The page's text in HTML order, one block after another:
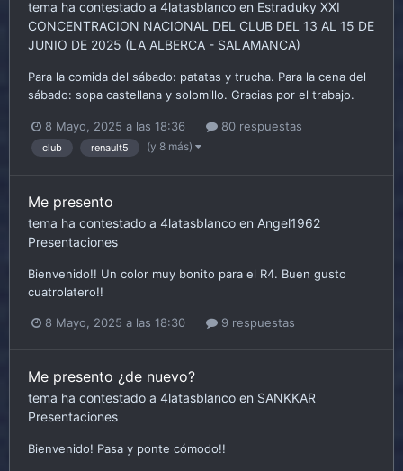
tema ha contestado a 4latasblanco en Estraduky XXI
CONCENTRACION NACIONAL DEL CLUB DEL 13 AL 15 DE
JUNIO DE 2025 (LA ALBERCA - SALAMANCA)
Para la comida del sábado: patatas y trucha. Para la cena del
sábado: sopa castellana y solomillo. Gracias por el trabajo.
8 Mayo, 2025 a las 18:36 80 respuestas
club renault5 (y 8 más)
Me presento
tema ha contestado a 4latasblanco en Angel1962
Presentaciones
Bienvenido!! Un color muy bonito para el R4. Buen gusto
cuatrolatero!!
8 Mayo, 2025 a las 18:30 9 respuestas
Me presento ¿de nuevo?
tema ha contestado a 4latasblanco en SANKKAR
Presentaciones
Bienvenido! Pasa y ponte cómodo!!